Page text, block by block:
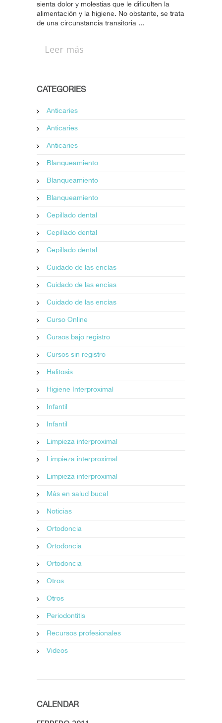
sienta dolor y molestias que le dificulten la
alimentación y la higiene. No obstante, se trata
de una circunstancia transitoria ...
Leer más
CATEGORIES
Anticaries
Anticaries
Anticaries
Blanqueamiento
Blanqueamiento
Blanqueamiento
Cepillado dental
Cepillado dental
Cepillado dental
Cuidado de las encías
Cuidado de las encías
Cuidado de las encías
Curso Online
Cursos bajo registro
Cursos sin registro
Halitosis
Higiene Interproximal
Infantil
Infantil
Limpieza interproximal
Limpieza interproximal
Limpieza interproximal
Más en salud bucal
Noticias
Ortodoncia
Ortodoncia
Ortodoncia
Otros
Otros
Periodontitis
Recursos profesionales
Videos
CALENDAR